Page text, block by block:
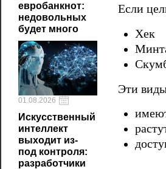
евробанкнот:
недовольных
будет много
01.08.2026
Искусственный
интеллект
выходит из-
под контроля:
разработчики
Если
Хек
Эти